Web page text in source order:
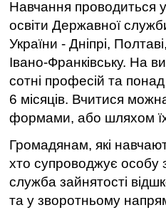
Навчання проводиться
освіти Державної
України - Дніпрі,
Івано-Франківську. На
сотні професій та
6 місяців. Вчитися
формами, або шляхом
Громадянам, які
хто супроводжує особу з
служба зайнятості
та у зворотньому